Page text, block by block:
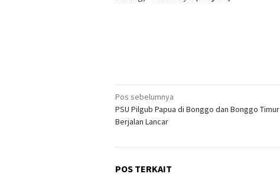
Navigasi
pos
Pos sebelumnya
PSU Pilgub Papua di Bonggo dan Bonggo Timur
Berjalan Lancar
POS TERKAIT